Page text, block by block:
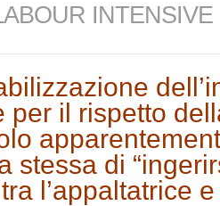
INTENSIVE
per il rispetto
stessa di
l’appaltatrice